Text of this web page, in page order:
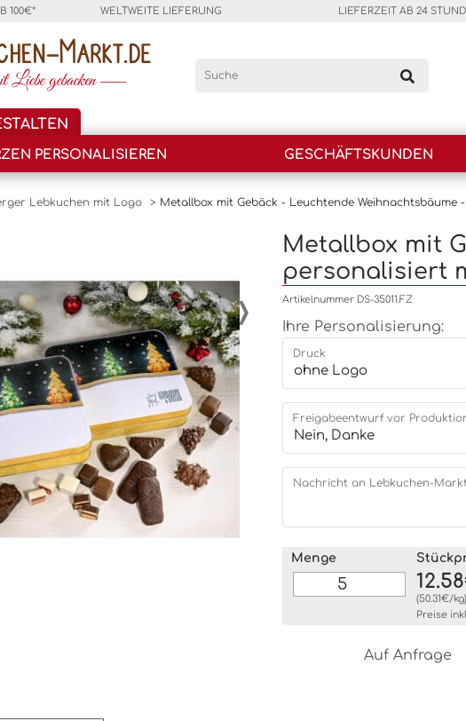
100€* WELTWEITE LIEFERUNG LIEFERZEIT AB 24
PERSONALISIEREN GESCHÄFTSKUNDEN
Lebkuchen mit Logo > Metallbox mit Gebäck - Leuchtende Weihnachtsbäume
›
Metallbox mit
personalisiert
Artikelnummer DS-35011.FZ
Ihre Personalisierung:
Druck
Freigabeentwurf vor
Nachricht an Lebkuchen-
Menge
(50.31€/kg)
Preise
Auf Anfrage